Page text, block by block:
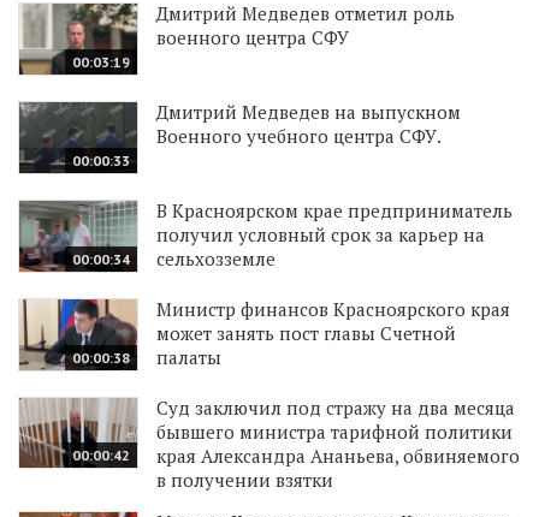
00:03:19
Дмитрий Медведев отметил роль
военного центра СФУ
00:00:33
Дмитрий Медведев на выпускном
Военного учебного центра СФУ.
00:00:34
В Красноярском крае предприниматель
получил условный срок за карьер на
сельхозземле
00:00:38
Министр финансов Красноярского края
может занять пост главы Счетной
палаты
00:00:42
Суд заключил под стражу на два месяца
бывшего министра тарифной политики
края Александра Ананьева, обвиняемого
в получении взятки